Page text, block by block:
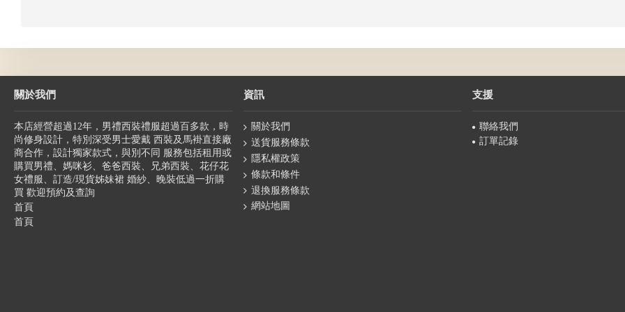
關於我們
本店經營超過12年，男禮西裝禮服超過百多款，時
尚修身設計，特別深受男士愛戴 西裝及馬褂直接廠
商合作，設計獨家款式，與別不同 服務包括租用或
購買男禮、媽咪衫、爸爸西裝、兄弟西裝、花仔花
女禮服、訂造/現貨姊妹裙 婚紗、晚裝低過一折購
買 歡迎預約及查詢
首頁
首頁
資訊
關於我們
送貨服務條款
隱私權政策
條款和條件
退換服務條款
網站地圖
支援
聯絡我們
訂單記錄